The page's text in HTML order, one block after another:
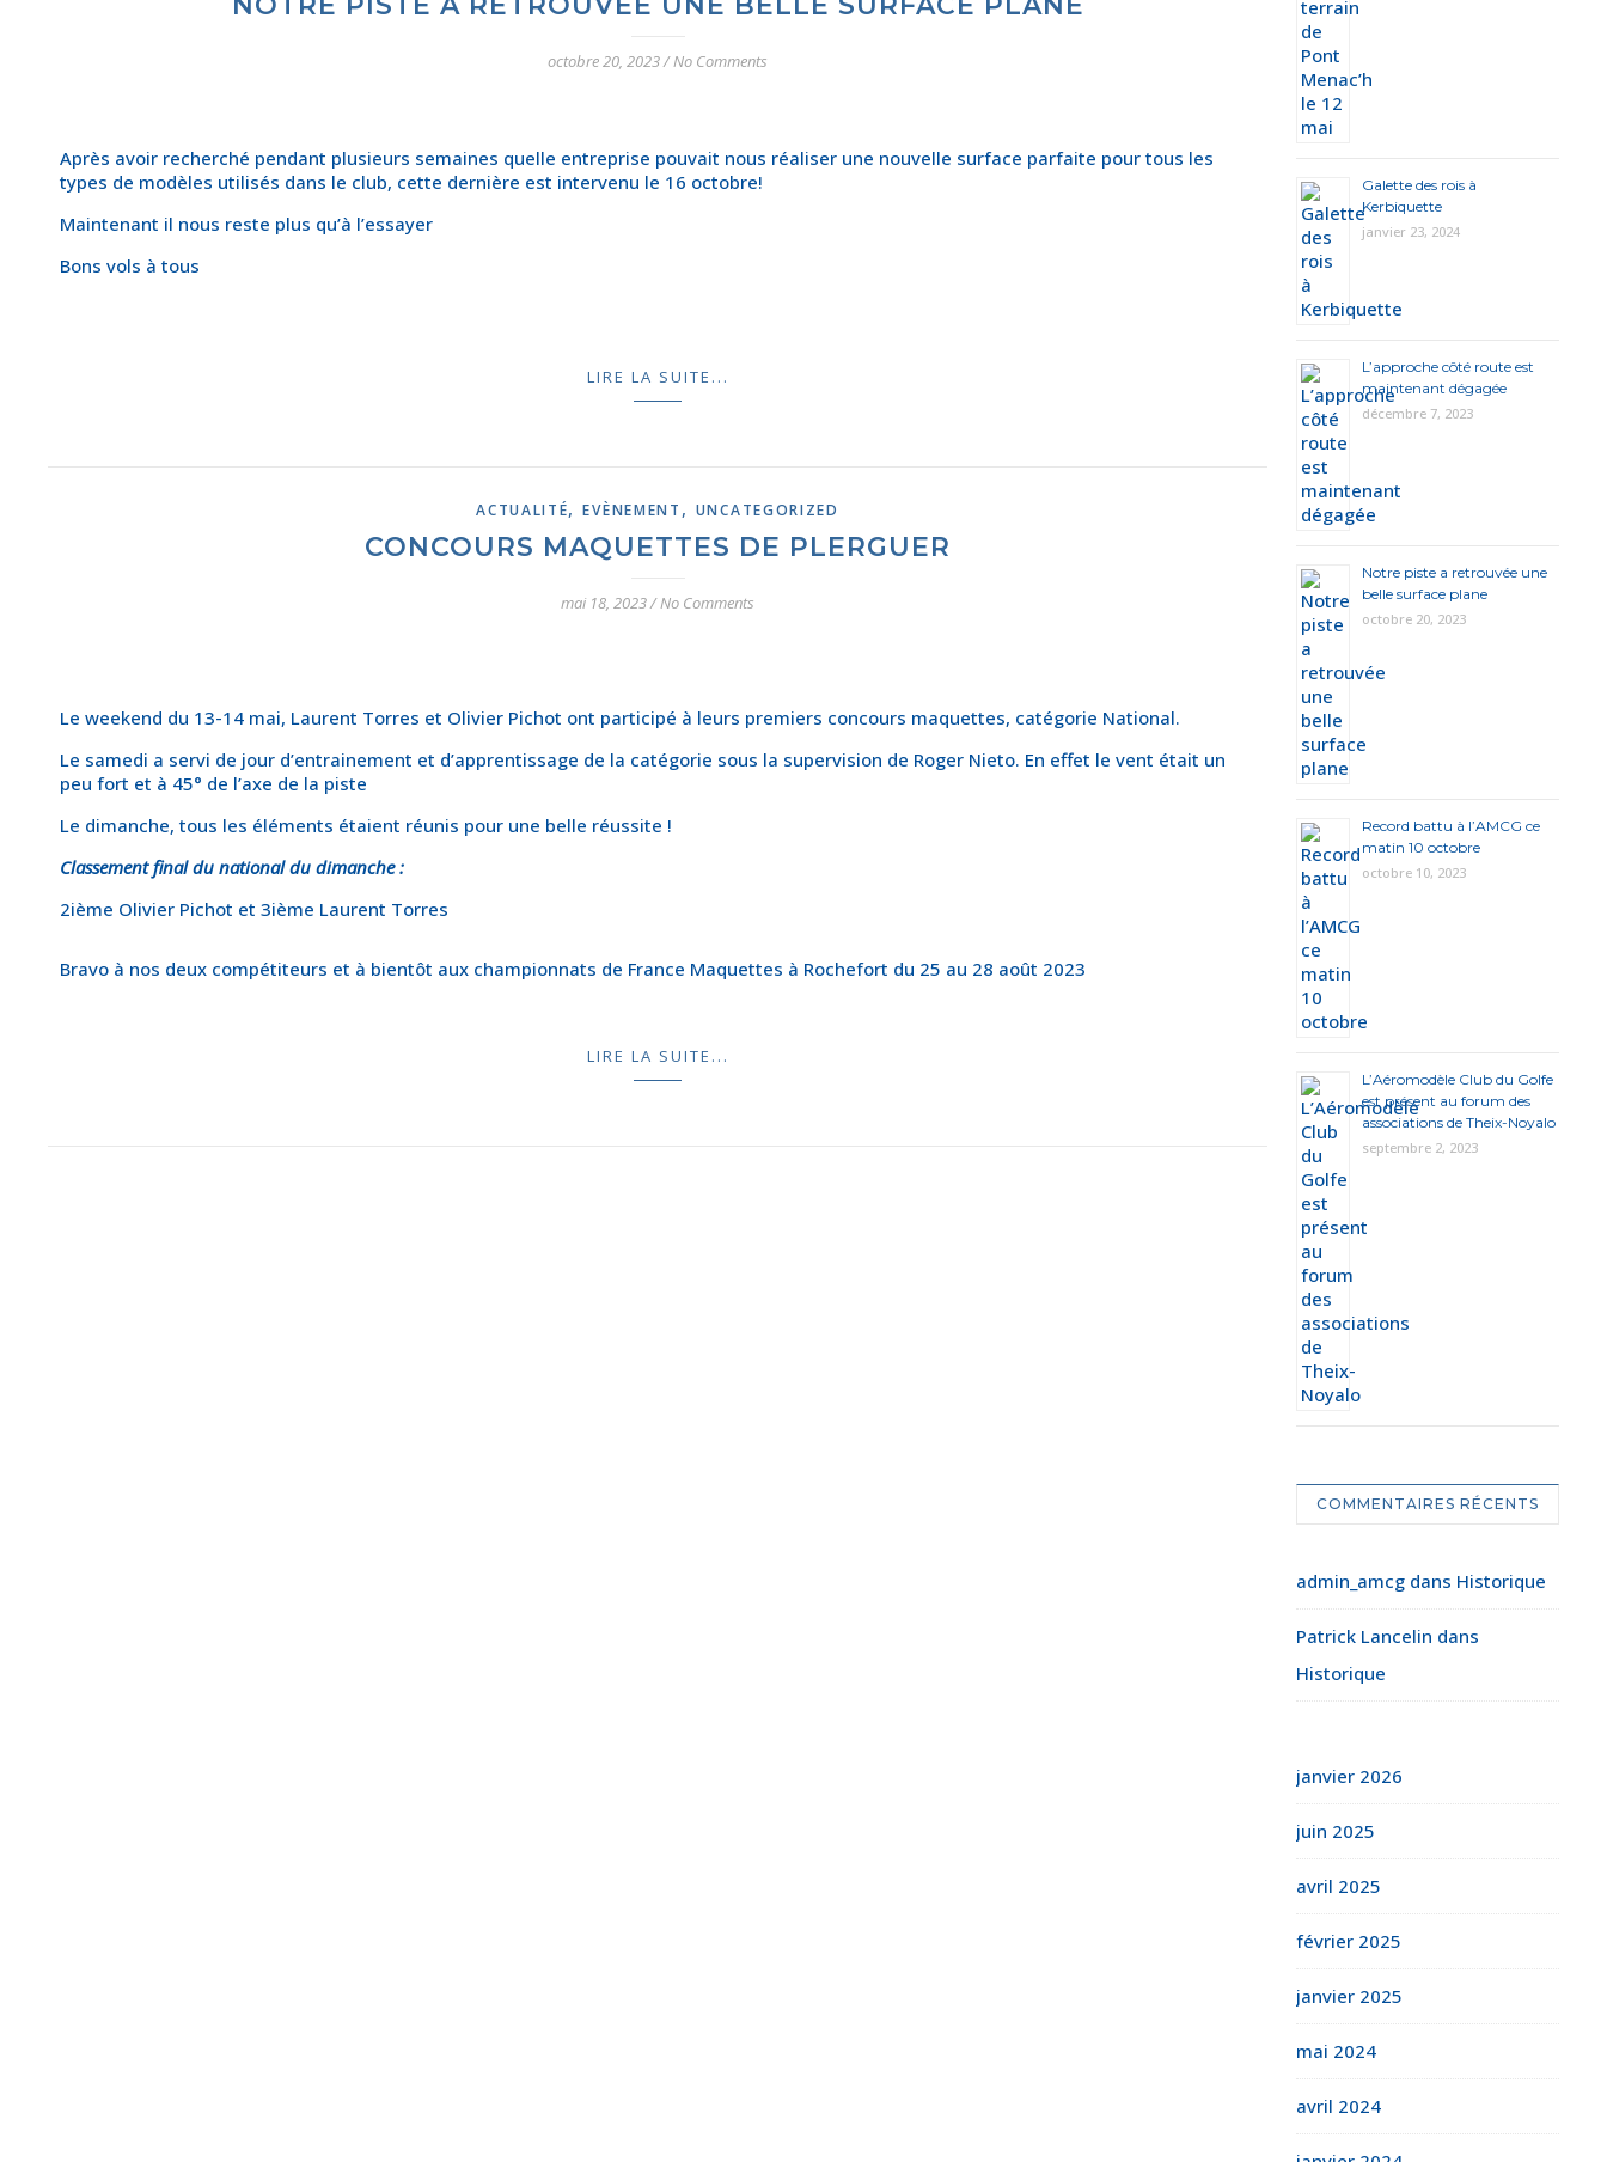
octobre 20, 2023/No Comments
Après avoir recherché pendant plusieurs semaines quelle entreprise pouvait nous réaliser une nouvelle surface parfaite pour tous les
types de modèles utilisés dans le club, cette dernière est intervenu le 16 octobre!
Maintenant il nous reste plus qu’à l’essayer
Bons vols à tous
LIRE LA SUITE...
ACTUALITÉ,EVÈNEMENT , UNCATEGORIZED
CONCOURS MAQUETTES DE PLERGUER
mai 18, 2023/No Comments
Le weekend du 13-14 mai, Laurent Torres et Olivier Pichot ont participé à leurs premiers concours maquettes, catégorie National.
Le samedi a servi de jour d’entrainement et d’apprentissage de la catégorie sous la supervision de Roger Nieto. En effet le vent était un
peu fort et à 45° de l’axe de la piste
Le dimanche, tous les éléments étaient réunis pour une belle réussite !
Classement final du national du dimanche :
2ième Olivier Pichot et 3ième Laurent Torres
Bravo à nos deux compétiteurs et à bientôt aux championnats de France Maquettes à Rochefort du 25 au 28 août 2023
LIRE LA SUITE...
Galette des rois à
Kerbiquette
janvier 23, 2024
L’approche côté route est
maintenant dégagée
décembre 7, 2023
Notre piste a retrouvée une
belle surface plane
octobre 20, 2023
Record battu à l’AMCG ce
matin 10 octobre
octobre 10, 2023
L’Aéromodèle Club du Golfe
est présent au forum des
associations de Theix-Noyalo
septembre 2, 2023
COMMENTAIRES RÉCENTS
admin_amcg dans Historique
Patrick Lancelin dans
Historique
janvier 2026
juin 2025
avril 2025
février 2025
janvier 2025
mai 2024
avril 2024